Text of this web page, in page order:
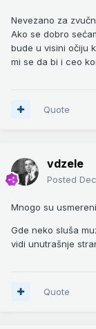
Nevezano za
Ako se dobro
bude u visini očiju
mi se da bi i ceo
Quote
vdzele
Posted
Mnogo su
Gde neko sluša
vidi unutrašnje
Quote